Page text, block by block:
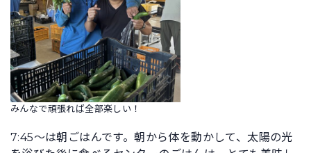
みんなで頑張れば全部楽しい！
7:45～は朝ごはんです。朝から体を動かして、太陽の光